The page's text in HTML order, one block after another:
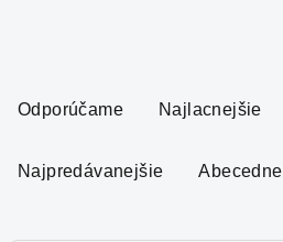
Odporúčame Najlacnejšie
Najpredávanejšie Abecedne